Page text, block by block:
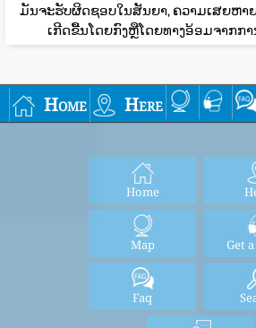
ມັນຈະຮັບຜິດຊອບໃນສັນຍາ, ຄວາມເສຍຫາ
ເກີດຂື້ນໂດຍກົງຫຼືໂດຍທາງອ້ອມຈາກກ
Home Here
Home
Map Get
Faq